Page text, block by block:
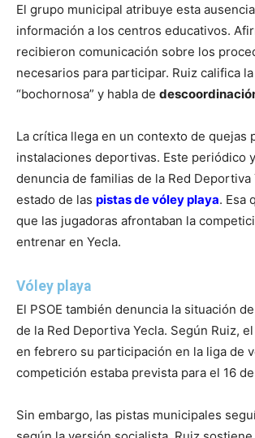
El grupo municipal atribuye esta
información a los centros educativos.
recibieron comunicación sobre los
necesarios para participar. Ruiz califica
“bochornosa” y habla de
La crítica llega en un contexto de quejas
instalaciones deportivas. Este periódico
denuncia de familias de la Red Deportiva
estado de las pistas de vóley playa. Esa
que las jugadoras afrontaban la
entrenar en Yecla.
Vóley playa
El PSOE también denuncia la situación
de la Red Deportiva Yecla. Según Ruiz,
en febrero su participación en la liga de
competición estaba prevista para el 16
Sin embargo, las pistas municipales